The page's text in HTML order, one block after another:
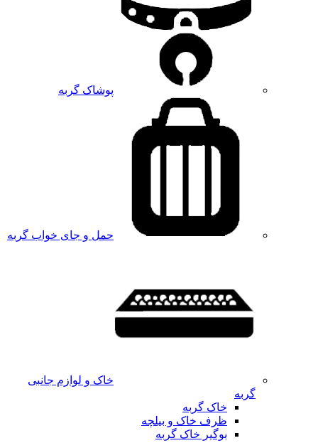
پوشاک گربه
حمل و جای خواب گربه
خاک و لوازم جانبی
گربه
خاک گربه
ظرف خاک و بیلچه
بوگیر خاک گربه